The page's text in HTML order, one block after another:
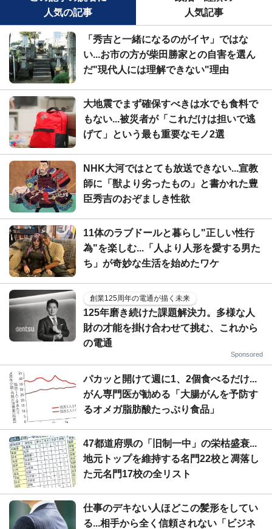
人気の記事
人気記事
「秀吉と一緒になるのがイヤ」ではな
い...お市の方が柴田勝家との自害を選ん
だ"現代人には理解できない"理由
大地震でまず確保すべきは水でも食料で
もない...被災者が「これだけは担いで逃
げて」という最も重要なモノ2選
NHK大河ではとても放送できない...宣教
師に「獣より劣ったもの」と書かれた豊
臣秀吉のおぞましき性欲
11体のラブドールと暮らし"正しい性行
為"を楽しむ...「人より人形を愛する男た
ち」が奇妙な生活を始めたワケ
創業125周年の電通が描く未来
125年磨き続けた課題解決力。多様な人
財の才能を掛け合わせて挑む、これから
の電通
Sponsored
パカッと開けて週に1、2個食べるだけ...
がん専門医が勧める「大腸がんを予防す
るオメガ脂肪酸たっぷり食品」
47都道府県の「旧制一中」の栄枯盛衰...
地元トップを維持する名門22校と凋落し
た元名門17校の全リスト
仕事のデキない人ほどこの髪形をしてい
る...相手から全く信頼されない「ビジネ